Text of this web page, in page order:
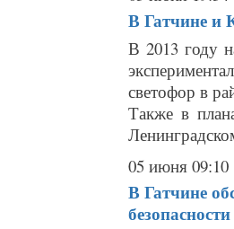
В Гатчине и
В 2013 году
светофор в
Также в
05 июня 09:10
В Гатчине